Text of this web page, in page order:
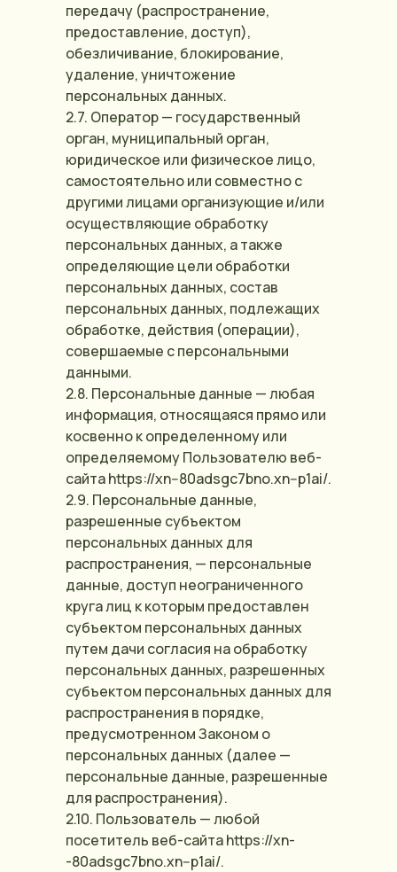
передачу (распространение,
предоставление, доступ),
обезличивание, блокирование,
удаление, уничтожение
персональных данных.
2.7. Оператор — государственный
орган, муниципальный орган,
юридическое или физическое лицо,
самостоятельно или совместно с
другими лицами организующие и/или
осуществляющие обработку
персональных данных, а также
определяющие цели обработки
персональных данных, состав
персональных данных, подлежащих
обработке, действия (операции),
совершаемые с персональными
данными.
2.8. Персональные данные — любая
информация, относящаяся прямо или
косвенно к определенному или
определяемому Пользователю веб-
сайта https://xn--80adsgc7bno.xn--p1ai/.
2.9. Персональные данные,
разрешенные субъектом
персональных данных для
распространения, — персональные
данные, доступ неограниченного
круга лиц к которым предоставлен
субъектом персональных данных
путем дачи согласия на обработку
персональных данных, разрешенных
субъектом персональных данных для
распространения в порядке,
предусмотренном Законом о
персональных данных (далее —
персональные данные, разрешенные
для распространения).
2.10. Пользователь — любой
посетитель веб-сайта https://xn-
-80adsgc7bno.xn--p1ai/.